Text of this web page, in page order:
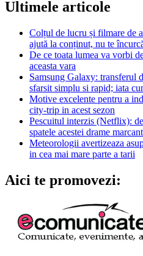
Ultimele articole
Colțul de lucru și filmare de
ajută la conținut, nu te
De ce toata lumea va vorbi
aceasta vara
Samsung Galaxy: transferul
sfarsit simplu si rapid; iata
Motive excelente pentru a
city-trip in acest sezon
Pescuitul interzis (Netflix):
spatele acestei drame
Meteorologii avertizeaza
in cea mai mare parte a tarii
Aici te promovezi: